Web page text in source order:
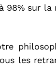
98% sur la
les